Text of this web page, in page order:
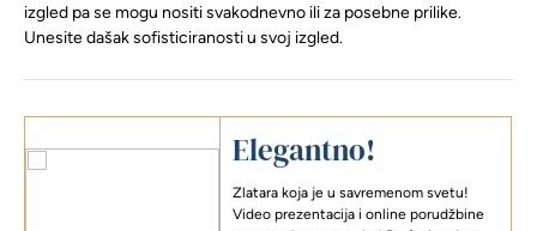
izgled pa se mogu nositi svakodnevno ili za posebne prilike.
Unesite dašak sofisticiranosti u svoj izgled.
Elegantno!
Zlatara koja je u savremenom svetu!
Video prezentacija i online porudžbine